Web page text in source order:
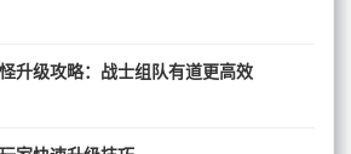
升级攻略：战士组队有道更高效